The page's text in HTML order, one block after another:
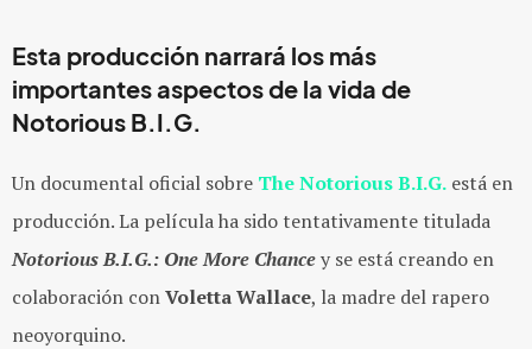
Esta producción narrará los más
importantes aspectos de la vida de
Notorious B.I.G.
Un documental oficial sobre The Notorious B.I.G. está en
producción. La película ha sido tentativamente titulada
Notorious B.I.G.: One More Chancey se está creando en
colaboración conVoletta Wallace, la madre del rapero
neoyorquino.